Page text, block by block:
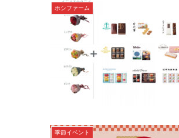
ホシファーム
季節イベント